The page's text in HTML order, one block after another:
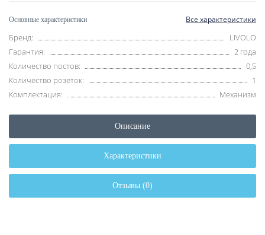
Основные характеристики Все характеристики
Бренд:
LIVOLO
Гарантия:
2 года
Количество постов:
0,5
Количество розеток:
1
Комплектация:
Механизм
Описание
Характеристики
Отзывы (0)